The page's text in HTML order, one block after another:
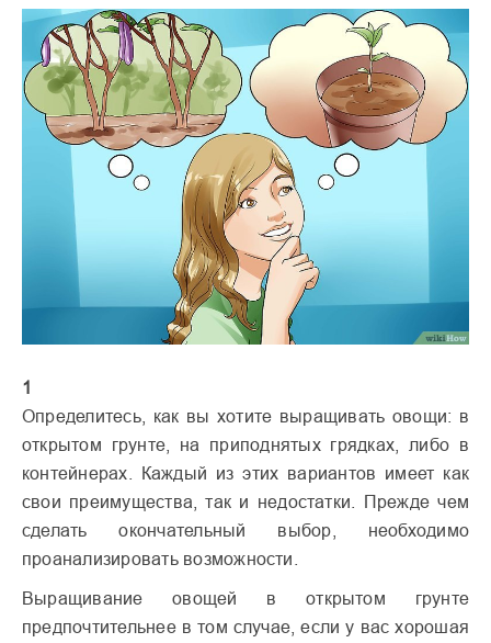
1
Определитесь, как вы хотите выращивать овощи: в
открытом грунте, на приподнятых грядках, либо в
контейнерах. Каждый из этих вариантов имеет как
свои преимущества, так и недостатки. Прежде чем
сделать окончательный выбор, необходимо
проанализировать возможности.
Выращивание овощей в открытом грунте
предпочтительнее в том случае, если у вас хорошая